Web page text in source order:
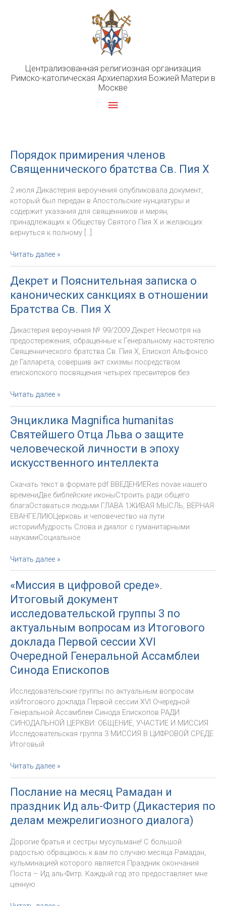
Централизованная религиозная организация
Римско-католическая Архиепархия Божией Матери в
Москве
Главное
Порядок примирения членов
Священнического братства Св. Пия X
2 июля Дикастерия вероучения опубликовала документ,
который был передан в Апостольские нунциатуры и
содержит указания для священников и мирян,
принадлежащих к Обществу Святого Пия X и желающих
вернуться к полному […]
Порядок
примирения
членов
Священнического
братства
Св.
Пия
X
Читать далее »
Декрет и Пояснительная записка о
канонических санкциях в отношении
Братства Св. Пия X
Дикастерия вероучения № 99/2009 Декрет Несмотря на
предостережения, обращенные к Генеральному настоятелю
Священнического братства Св. Пия Х, Епископ Альфонсо
де Галларета, совершив акт схизмы посредством
епископского посвящения четырех пресвитеров без
Декрет
и
Пояснительная
записка
о
канонических
в
Братства
Св.
Пия
X
Читать далее »
Энциклика Magnifica humanitas
Cвятейшего Отца Льва о защите
человеческой личности в эпоху
искусственного интеллекта
Скачать текст в формате pdf ВВЕДЕНИЕRes novae нашего
времениДве библейские иконыСтроить ради общего
благаОставаться людьми ГЛАВА 1ЖИВАЯ МЫСЛЬ, ВЕРНАЯ
ЕВАНГЕЛИЮЦерковь и человечество на пути
историиМудрость Слова и диалог с гуманитарными
наукамиСоциальное
Энциклика
Magnifica
humanitas
Cвятейшего
Отца
Льва
защите
человеческой
личности
в
эпоху
интеллекта
Читать далее »
«Миссия в цифровой среде».
Итоговый документ
исследовательской группы 3 по
актуальным вопросам из Итогового
доклада Первой сессии XVI
Очередной Генеральной Ассамблеи
Синода Епископов
Исследовательские группы по актуальным вопросам
изИтогового доклада Первой сессии XVI Очередной
Генеральной Ассамблеи Синода Епископов РАДИ
СИНОДАЛЬНОЙ ЦЕРКВИ: ОБЩЕНИЕ, УЧАСТИЕ И МИССИЯ
Исследовательская группа 3 МИССИЯ В ЦИФРОВОЙ СРЕДЕ
Итоговый
«Миссия
в
цифровой
среде».
Итоговый
документ
исследовательской
группы
3
по
актуальным
вопросам
Итогового
Читать далее »
Послание на месяц Рамадан и
праздник Ид аль-Фитр (Дикастерия по
делам межрелигиозного диалога)
Дорогие братья и сестры мусульмане! С большой
радостью обращаюсь к вам по случаю месяца Рамадан,
кульминацией которого является Праздник окончания
Поста – Ид аль-Фитр. Каждый год это предоставляет мне
ценную